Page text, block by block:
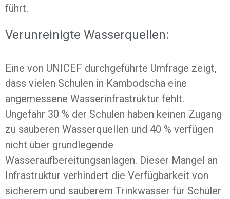
führt.
Verunreinigte Wasserquellen:
Eine von UNICEF durchgeführte Umfrage zeigt,
dass vielen Schulen in Kambodscha eine
angemessene Wasserinfrastruktur fehlt.
Ungefähr 30 % der Schulen haben keinen Zugang
zu sauberen Wasserquellen und 40 % verfügen
nicht über grundlegende
Wasseraufbereitungsanlagen. Dieser Mangel an
Infrastruktur verhindert die Verfügbarkeit von
sicherem und sauberem Trinkwasser für Schüler